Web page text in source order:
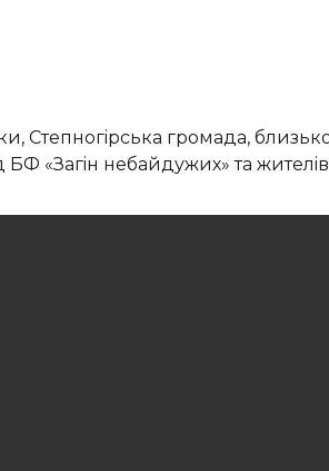
громада, близько
БФ «Загiн небайдужих» та